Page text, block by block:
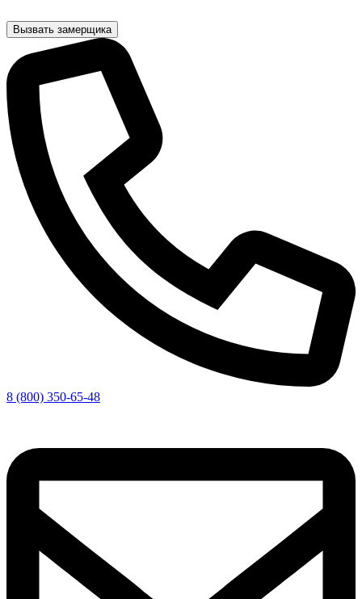
Вызвать замерщика
8 (800) 350-65-48